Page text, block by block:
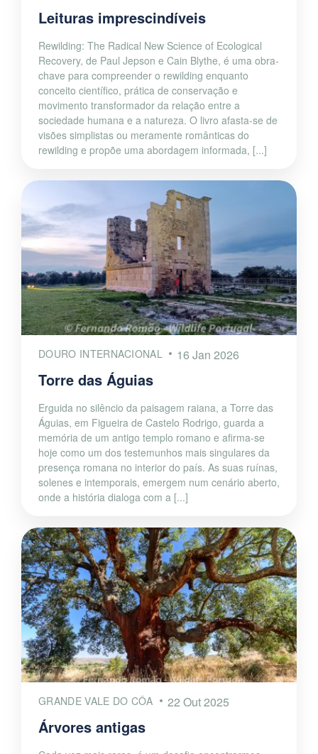
Leituras imprescindíveis
Rewilding: The Radical New Science of Ecological
Recovery, de Paul Jepson e Cain Blythe, é uma obra-
chave para compreender o rewilding enquanto
conceito científico, prática de conservação e
movimento transformador da relação entre a
sociedade humana e a natureza. O livro afasta-se de
visões simplistas ou meramente românticas do
rewilding e propõe uma abordagem informada, [...]
DOURO INTERNACIONAL 16 Jan 2026
Torre das Águias
Erguida no silêncio da paisagem raiana, a Torre das
Águias, em Figueira de Castelo Rodrigo, guarda a
memória de um antigo templo romano e afirma-se
hoje como um dos testemunhos mais singulares da
presença romana no interior do país. As suas ruínas,
solenes e intemporais, emergem num cenário aberto,
onde a história dialoga com a [...]
GRANDE VALE DO CÔA 22 Out 2025
Árvores antigas